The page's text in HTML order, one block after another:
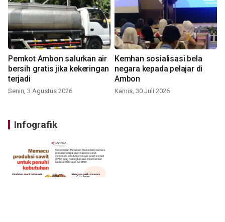
Pemkot Ambon salurkan air
bersih gratis jika kekeringan
terjadi
Senin, 3 Agustus 2026
Kemhan sosialisasi bela
negara kepada pelajar di
Ambon
Kamis, 30 Juli 2026
Infografik